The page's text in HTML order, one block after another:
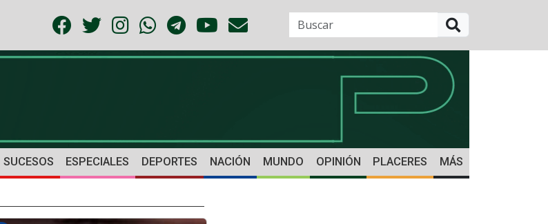
SUCESOS ESPECIALES DEPORTES NACIÓN MUNDO OPINIÓN PLACERES MÁS